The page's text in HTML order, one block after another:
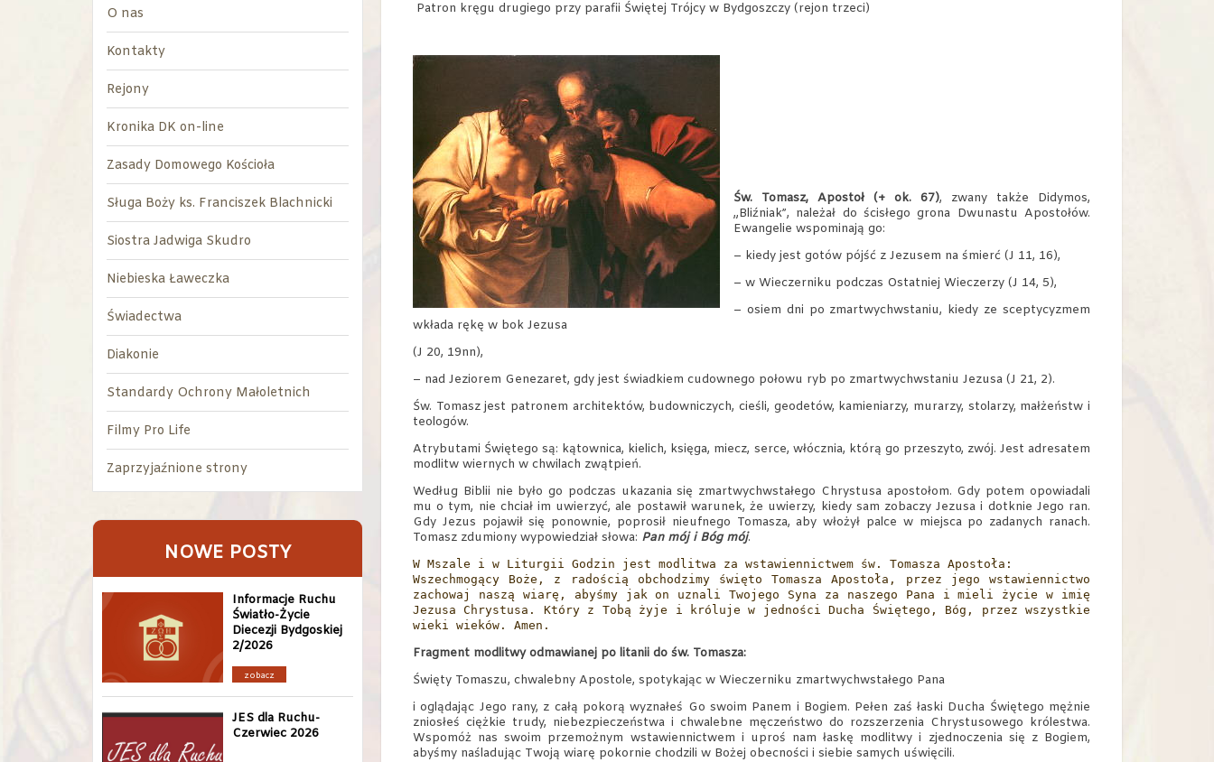
Patron kręgu drugiego przy parafii Świętej Trójcy w Bydgoszczy (rejon trzeci)
Św. Tomasz, Apostoł (+ ok. 67), zwany także Didymos,
„Bliźniak”, należał do ścisłego grona Dwunastu Apostołów.
Ewangelie wspominają go:
– kiedy jest gotów pójść z Jezusem na śmierć (J 11, 16),
– w Wieczerniku podczas Ostatniej Wieczerzy (J 14, 5),
– osiem dni po zmartwychwstaniu, kiedy ze sceptycyzmem
wkłada rękę w bok Jezusa
(J 20, 19nn),
– nad Jeziorem Genezaret, gdy jest świadkiem cudownego połowu ryb po zmartwychwstaniu Jezusa (J 21, 2).
Św. Tomasz jest patronem architektów, budowniczych, cieśli, geodetów, kamieniarzy, murarzy, stolarzy, małżeństw i
teologów.
Atrybutami Świętego są: kątownica, kielich, księga, miecz, serce, włócznia, którą go przeszyto, zwój. Jest adresatem
modlitw wiernych w chwilach zwątpień.
Według Biblii nie było go podczas ukazania się zmartwychwstałego Chrystusa apostołom. Gdy potem opowiadali
mu o tym, nie chciał im uwierzyć, ale postawił warunek, że uwierzy, kiedy sam zobaczy Jezusa i dotknie Jego ran.
Gdy Jezus pojawił się ponownie, poprosił nieufnego Tomasza, aby włożył palce w miejsca po zadanych ranach.
Tomasz zdumiony wypowiedział słowa: Pan mój i Bóg mój.
W Mszale i w Liturgii Godzin jest modlitwa za wstawiennictwem św. Tomasza Apostoła:
Wszechmogący Boże, z radością obchodzimy święto Tomasza Apostoła, przez jego wstawiennictwo
zachowaj naszą wiarę, abyśmy jak on uznali Twojego Syna za naszego Pana i mieli życie w imię
Jezusa Chrystusa. Który z Tobą żyje i króluje w jedności Ducha Świętego, Bóg, przez wszystkie
wieki wieków. Amen.
Fragment modlitwy odmawianej po litanii do św. Tomasza:
Święty Tomaszu, chwalebny Apostole, spotykając w Wieczerniku zmartwychwstałego Pana
i oglądając Jego rany, z całą pokorą wyznałeś Go swoim Panem i Bogiem. Pełen zaś łaski Ducha Świętego mężnie
zniosłeś ciężkie trudy, niebezpieczeństwa i chwalebne męczeństwo do rozszerzenia Chrystusowego królestwa.
Wspomóż nas swoim przemożnym wstawiennictwem i uproś nam łaskę modlitwy i zjednoczenia się z Bogiem,
abyśmy naśladując Twoją wiarę pokornie chodzili w Bożej obecności i siebie samych uświęcili.
O nas
Kontakty
Rejony
Kronika DK on-line
Zasady Domowego Kościoła
Sługa Boży ks. Franciszek Blachnicki
Siostra Jadwiga Skudro
Niebieska Ławeczka
Świadectwa
Diakonie
Standardy Ochrony Małoletnich
Filmy Pro Life
Zaprzyjaźnione strony
NOWE POSTY
Informacje Ruchu
Światło-Życie
Diecezji Bydgoskiej
2/2026
zobacz
JES dla Ruchu-
Czerwiec 2026